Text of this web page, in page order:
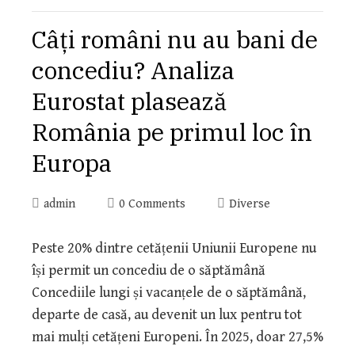
Câți români nu au bani de
concediu? Analiza
Eurostat plasează
România pe primul loc în
Europa
admin 0 Comments Diverse
Peste 20% dintre cetățenii Uniunii Europene nu
își permit un concediu de o săptămână
Concediile lungi și vacanțele de o săptămână,
departe de casă, au devenit un lux pentru tot
mai mulți cetățeni Europeni. În 2025, doar 27,5%